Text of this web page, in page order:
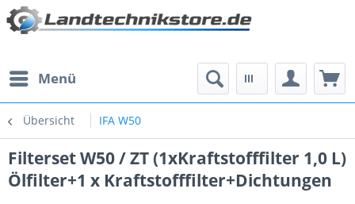
Menü
Übersicht IFA W50
Filterset W50 / ZT (1xKraftstofffilter 1,0 L)
Ölfilter+1 x Kraftstofffilter+Dichtungen